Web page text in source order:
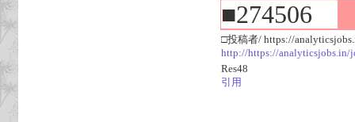
■274506
□投稿者/ https://
http://https://analyticsjobs.in/
Res48
引用